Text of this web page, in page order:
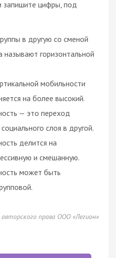
запишите цифры, под
в другую со сменой
называют горизонтальной
мобильности
на более высокий.
— это переход
слоя в другой.
делится на
и смешанную.
может быть
права ООО «Легион»